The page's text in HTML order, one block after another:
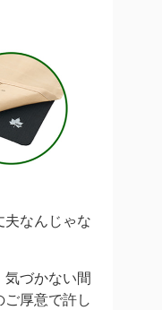
なんじゃな
づかない間
厚意で許し